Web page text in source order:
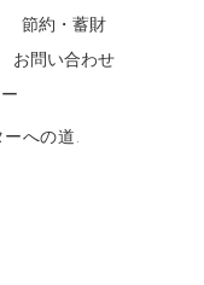
節約・蓄財
お問い合わせ
への道.